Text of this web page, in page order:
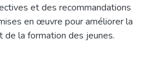
et des recommandations
en œuvre pour améliorer la
la formation des jeunes.